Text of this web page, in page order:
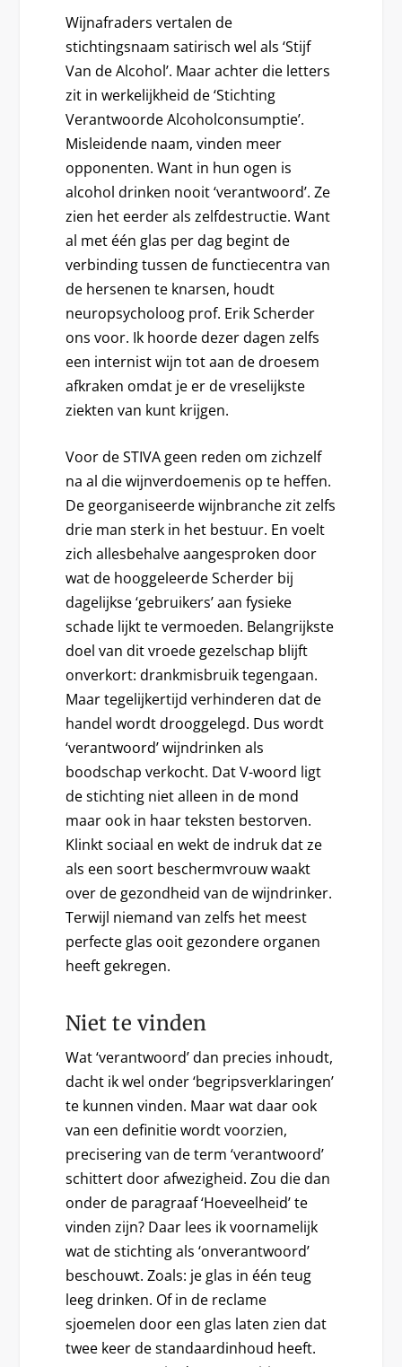
Wijnafraders vertalen de
stichtingsnaam satirisch wel als ‘Stijf
Van de Alcohol’. Maar achter die letters
zit in werkelijkheid de ‘Stichting
Verantwoorde Alcoholconsumptie’.
Misleidende naam, vinden meer
opponenten. Want in hun ogen is
alcohol drinken nooit ‘verantwoord’. Ze
zien het eerder als zelfdestructie. Want
al met één glas per dag begint de
verbinding tussen de functiecentra van
de hersenen te knarsen, houdt
neuropsycholoog prof. Erik Scherder
ons voor. Ik hoorde dezer dagen zelfs
een internist wijn tot aan de droesem
afkraken omdat je er de vreselijkste
ziekten van kunt krijgen.
Voor de STIVA geen reden om zichzelf
na al die wijnverdoemenis op te heffen.
De georganiseerde wijnbranche zit zelfs
drie man sterk in het bestuur. En voelt
zich allesbehalve aangesproken door
wat de hooggeleerde Scherder bij
dagelijkse ‘gebruikers’ aan fysieke
schade lijkt te vermoeden. Belangrijkste
doel van dit vroede gezelschap blijft
onverkort: drankmisbruik tegengaan.
Maar tegelijkertijd verhinderen dat de
handel wordt drooggelegd. Dus wordt
‘verantwoord’ wijndrinken als
boodschap verkocht. Dat V-woord ligt
de stichting niet alleen in de mond
maar ook in haar teksten bestorven.
Klinkt sociaal en wekt de indruk dat ze
als een soort beschermvrouw waakt
over de gezondheid van de wijndrinker.
Terwijl niemand van zelfs het meest
perfecte glas ooit gezondere organen
heeft gekregen.
Niet te vinden
Wat ‘verantwoord’ dan precies inhoudt,
dacht ik wel onder ‘begripsverklaringen’
te kunnen vinden. Maar wat daar ook
van een definitie wordt voorzien,
precisering van de term ‘verantwoord’
schittert door afwezigheid. Zou die dan
onder de paragraaf ‘Hoeveelheid’ te
vinden zijn? Daar lees ik voornamelijk
wat de stichting als ‘onverantwoord’
beschouwt. Zoals: je glas in één teug
leeg drinken. Of in de reclame
sjoemelen door een glas laten zien dat
twee keer de standaardinhoud heeft.